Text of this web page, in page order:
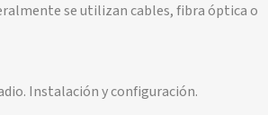
se utilizan cables, fibra óptica o
Instalación y configuración.